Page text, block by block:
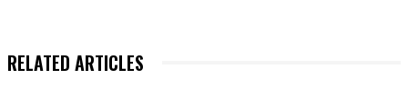
RELATED ARTICLES